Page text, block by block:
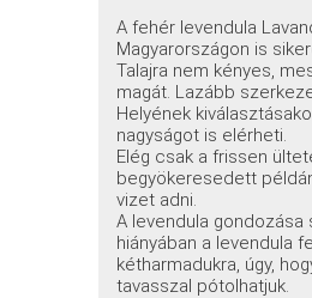
A fehér levendula
Magyarországon is
Talajra nem kényes,
magát. Lazább
Helyének
nagyságot is elérheti.
Elég csak a frissen
begyökeresedett
vizet adni.
A levendula
hiányában a levendula
kétharmadukra, úgy,
tavasszal pótolhatjuk.